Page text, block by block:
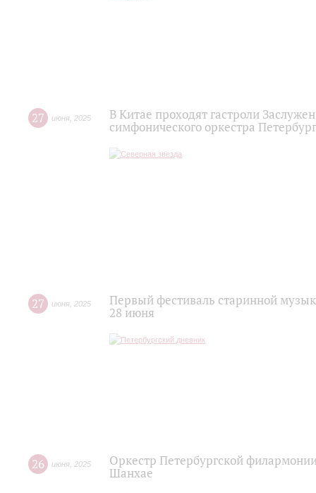
27 июня 2025
В Китае проходят гастроли
симфонического оркестра
27 июня 2025
Первый фестиваль старинной
28 июня
26 июня 2025
Оркестр Петербургской
Шанхае